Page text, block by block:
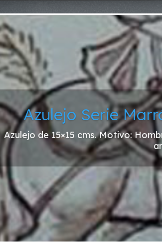
Azulejo Serie
Azulejo de 15×15 cms. Motivo: